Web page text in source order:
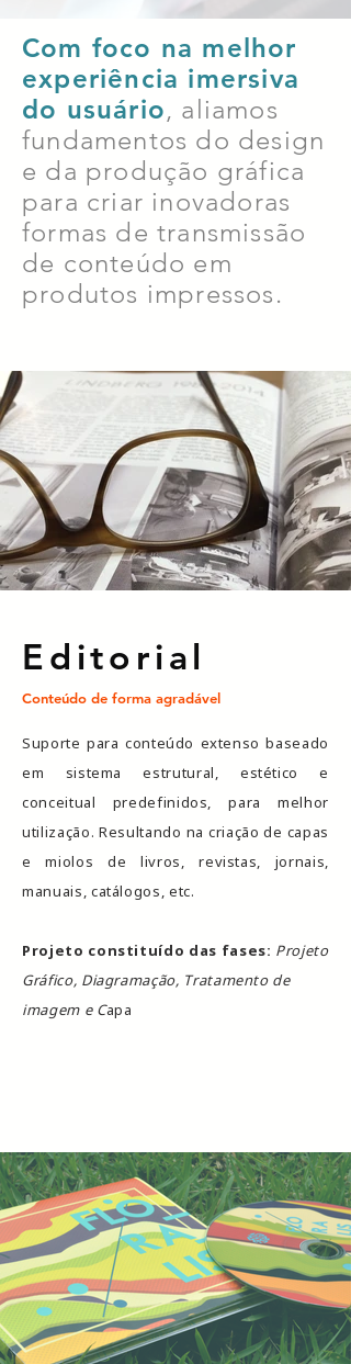
Com foco na melhor
experiência imersiva
do usuário, aliamos
fundamentos do design
e da produção gráfica
para criar inovadoras
formas de transmissão
de conteúdo em
produtos impressos.
Editorial
Conteúdo de forma agradável
Suporte para conteúdo extenso baseado
em sistema estrutural, estético e
conceitual predefinidos, para melhor
utilização. Resultando na criação de capas
e miolos de livros, revistas, jornais,
manuais, catálogos, etc.
Projeto constituído das fases: Projeto
Gráfico, Diagramação, Tratamento de
imagem e Capa